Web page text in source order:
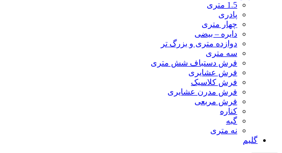
1.5 متری
پادری
چهار متری
دایره – بیضی
دوازده متری و بزرگ تر
سه متری
فرش دستباف شش متری
فرش عشایری
فرش کلاسیک
فرش مدرن عشایری
فرش مربعی
کناره
گبه
نه متری
گلیم